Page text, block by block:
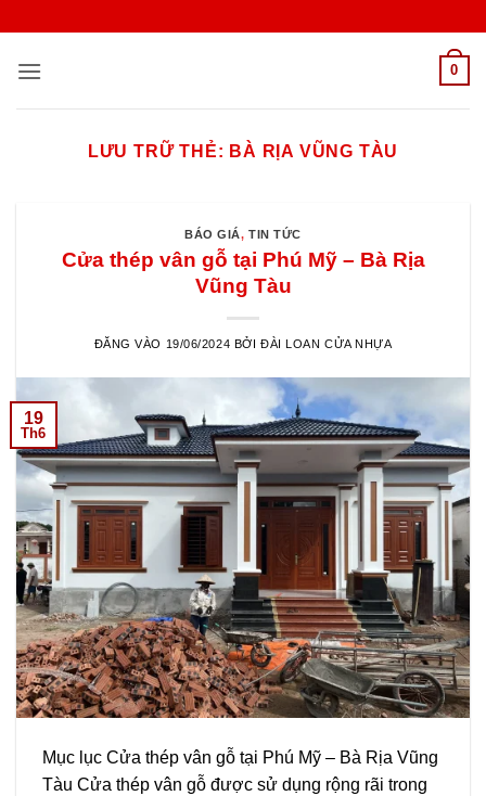
nội
0
LƯU TRỮ THẺ: BÀ RỊA VŨNG TÀU
BÁO GIÁ,TIN TỨC
Cửa thép vân gỗ tại Phú Mỹ – Bà Rịa
Vũng Tàu
ĐĂNG VÀO 19/06/2024 BỞI ĐÀI LOAN CỬA NHỰA
19
Th6
Mục lục Cửa thép vân gỗ tại Phú Mỹ – Bà Rịa Vũng
Tàu Cửa thép vân gỗ được sử dụng rộng rãi trong